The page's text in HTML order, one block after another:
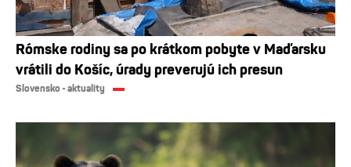
Rómske rodiny sa po krátkom pobyte v Maďarsku
vrátili do Košíc, úrady preverujú ich presun
Slovensko - aktuality